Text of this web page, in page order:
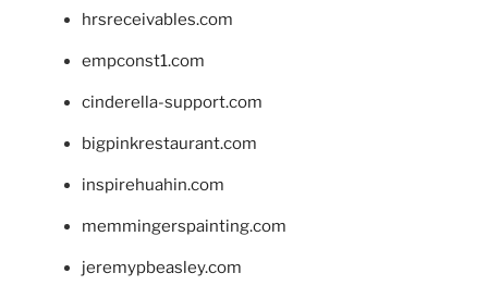
hrsreceivables.com
empconst1.com
cinderella-support.com
bigpinkrestaurant.com
inspirehuahin.com
memmingerspainting.com
jeremypbeasley.com